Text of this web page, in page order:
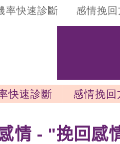
率快速診斷 感情挽
快速診斷
感情挽
情 - "挽回感